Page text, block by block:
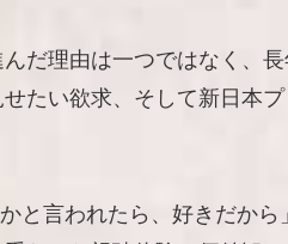
だ理由は一つではなく、
たい欲求、そして新日本
と言われたら、好きだから